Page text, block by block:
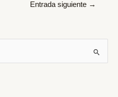
Entrada siguiente →